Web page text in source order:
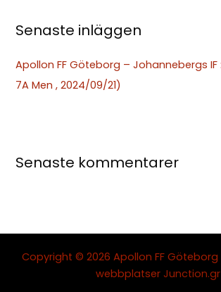
Senaste inläggen
Apollon FF Göteborg – Johannebergs
7A Men , 2024/09/21)
Senaste kommentarer
Copyright © 2026 Apollon FF
webbplatser Junction.gr